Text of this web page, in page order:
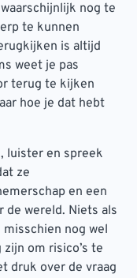
nog te
te kunnen
is altijd
weet je pas
terug te kijken
hoe je dat hebt
luister en spreek
ze
en een
de wereld. Niets als
nog wel
om risico’s te
druk over de vraag